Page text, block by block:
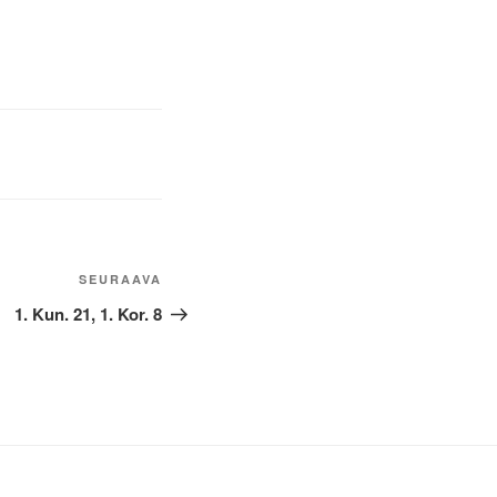
artikkeli
SEURAAVA
1. Kun. 21, 1. Kor. 8